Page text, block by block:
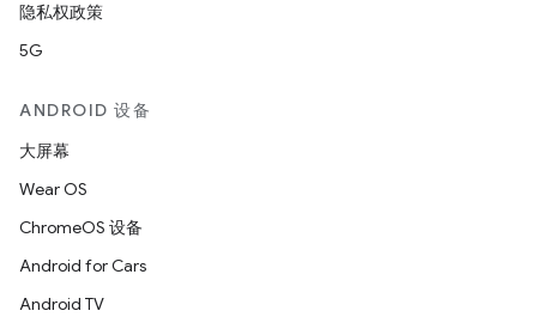
隐私权政策
5G
ANDROID 设备
大屏幕
Wear OS
ChromeOS 设备
Android for Cars
Android TV